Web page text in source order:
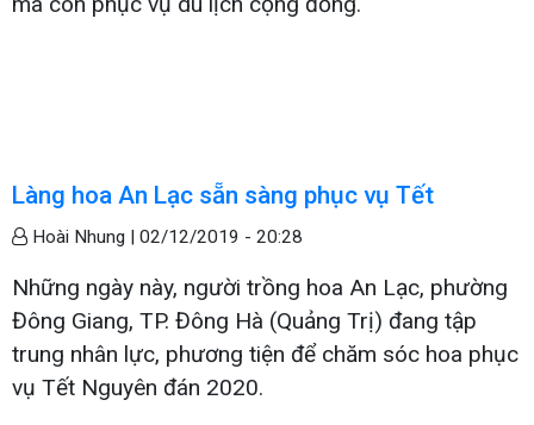
Làng hoa An Lạc sẵn sàng phục vụ Tết
Hoài Nhung | 02/12/2019 - 20:28
Những ngày này, người trồng hoa An Lạc, phường
Đông Giang, TP. Đông Hà (Quảng Trị) đang tập
trung nhân lực, phương tiện để chăm sóc hoa phục
vụ Tết Nguyên đán 2020.